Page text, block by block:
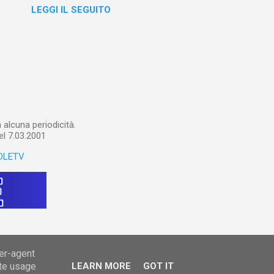
nel corso del tempo e che
LEGGI IL SEGUITO
periodicità.
7.03.2001
agent
usage
LEARN MORE GOT IT